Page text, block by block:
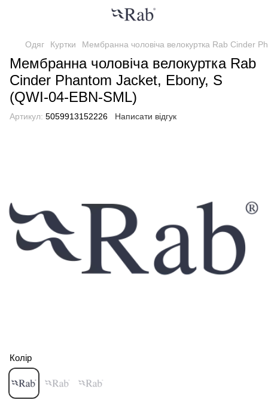
Одяг Куртки Мембранна чоловіча велокуртка Rab Cinder
Мембранна чоловіча велокуртка Rab
Cinder Phantom Jacket, Ebony, S
(QWI-04-EBN-SML)
Артикул: 5059913152226 Написати відгук
Колір